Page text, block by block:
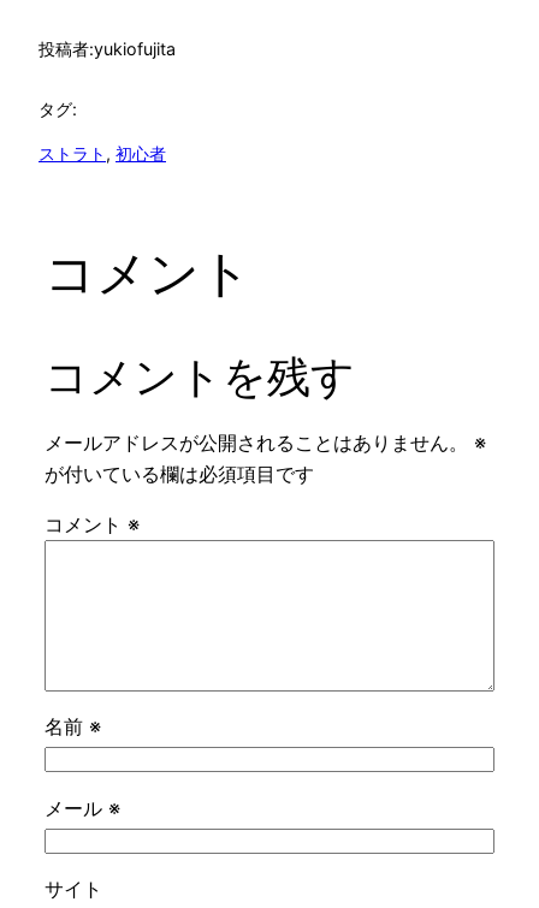
投稿者:yukiofujita
タグ:
ストラト , 初心者
コメント
コメントを残す
メールアドレスが公開されることはありません。
※
が付いている欄は必須項目です
コメント ※
名前 ※
メール ※
サイト